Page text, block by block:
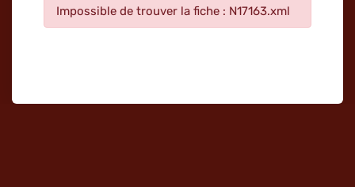
Impossible de trouver la fiche : N17163.xml